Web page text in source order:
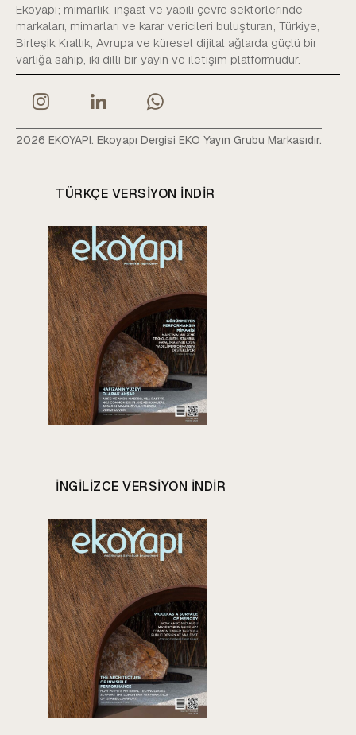
Ekoyapı; mimarlık, inşaat ve yapılı çevre sektörlerinde
markaları, mimarları ve karar vericileri buluşturan; Türkiye,
Birleşik Krallık, Avrupa ve küresel dijital ağlarda güçlü bir
varlığa sahip, iki dilli bir yayın ve iletişim platformudur.
2026 EKOYAPI. Ekoyapı Dergisi EKO Yayın Grubu Markasıdır.
TÜRKÇE VERSIYON INDIR
INGILIZCE VERSIYON INDIR